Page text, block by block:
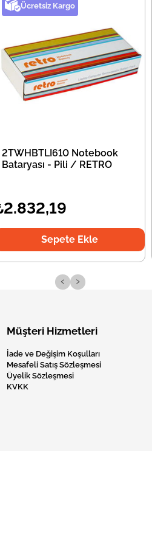
Ücretsiz Kargo
2TWHBTLI610 Notebook
Bataryası - Pili / RETRO
Sepete Ekle
‹ ›
Müşteri Hizmetleri
İade ve Değişim Koşulları
Mesafeli Satış Sözleşmesi
Üyelik Sözleşmesi
KVKK